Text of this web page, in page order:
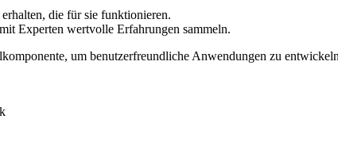
die für sie funktionieren.
Experten wertvolle Erfahrungen sammeln.
um benutzerfreundliche Anwendungen zu